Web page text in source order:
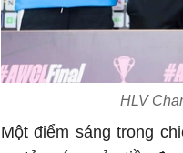
HLV
Một điểm sáng trong